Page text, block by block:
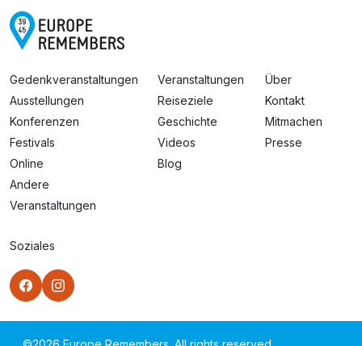
Gedenkveranstaltungen
Ausstellungen
Konferenzen
Festivals
Online
Andere
Veranstaltungen
Veranstaltungen
Reiseziele
Geschichte
Videos
Blog
Über
Kontakt
Mitmachen
Presse
Soziales